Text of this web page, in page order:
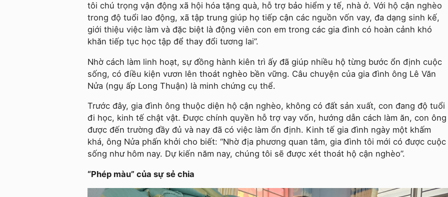
tôi chú trọng vận động xã hội hóa tặng quà, hỗ trợ bảo hiểm y tế, nhà ở. Với hộ cận nghèo
trong độ tuổi lao động, xã tập trung giúp họ tiếp cận các nguồn vốn vay, đa dạng sinh kế,
giới thiệu việc làm và đặc biệt là động viên con em trong các gia đình có hoàn cảnh khó
khăn tiếp tục học tập để thay đổi tương lai”.
Nhờ cách làm linh hoạt, sự đồng hành kiên trì ấy đã giúp nhiều hộ từng bước ổn định cuộc
sống, có điều kiện vươn lên thoát nghèo bền vững. Câu chuyện của gia đình ông Lê Văn
Nửa (ngụ ấp Long Thuận) là minh chứng cụ thể.
Trước đây, gia đình ông thuộc diện hộ cận nghèo, không có đất sản xuất, con đang độ tuổi
đi học, kinh tế chật vật. Được chính quyền hỗ trợ vay vốn, hướng dẫn cách làm ăn, con ông
được đến trường đầy đủ và nay đã có việc làm ổn định. Kinh tế gia đình ngày một khấm
khá, ông Nửa phấn khởi cho biết: “Nhờ địa phương quan tâm, gia đình tôi mới có được cuộc
sống như hôm nay. Dự kiến năm nay, chúng tôi sẽ được xét thoát hộ cận nghèo”.
“Phép màu” của sự sẻ chia